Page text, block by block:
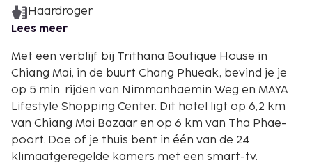
Haardroger
Lees meer
Met een verblijf bij Trithana Boutique House in
Chiang Mai, in de buurt Chang Phueak, bevind je je
op 5 min. rijden van Nimmanhaemin Weg en MAYA
Lifestyle Shopping Center. Dit hotel ligt op 6,2 km
van Chiang Mai Bazaar en op 6 km van Tha Phae-
poort. Doe of je thuis bent in één van de 24
klimaatgeregelde kamers met een smart-tv.